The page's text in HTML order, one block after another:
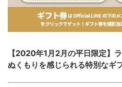
【2020年1月2月の平日限定】
ぬくもりを感じられる特別なギ